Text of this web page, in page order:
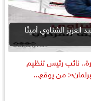
الشناوي أمينًا
نائب رئيس تنظيم
من يوقع...